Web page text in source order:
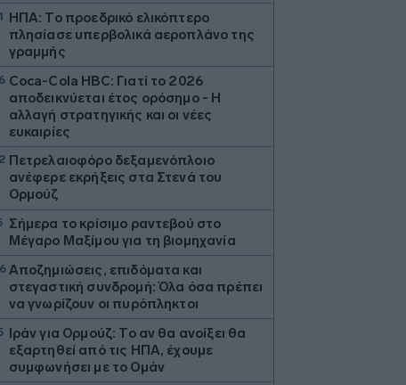
ΗΠΑ: Το προεδρικό ελικόπτερο
πλησίασε υπερβολικά αεροπλάνο της
γραμμής
Coca-Cola HBC: Γιατί το 2026
αποδεικνύεται έτος ορόσημο - Η
αλλαγή στρατηγικής και οι νέες
ευκαιρίες
Πετρελαιοφόρο δεξαμενόπλοιο
ανέφερε εκρήξεις στα Στενά του
Ορμούζ
Σήμερα το κρίσιμο ραντεβού στο
Μέγαρο Μαξίμου για τη βιομηχανία
Αποζημιώσεις, επιδόματα και
στεγαστική συνδρομή: Όλα όσα πρέπει
να γνωρίζουν οι πυρόπληκτοι
Ιράν για Ορμούζ: Το αν θα ανοίξει θα
εξαρτηθεί από τις ΗΠΑ, έχουμε
συμφωνήσει με το Ομάν